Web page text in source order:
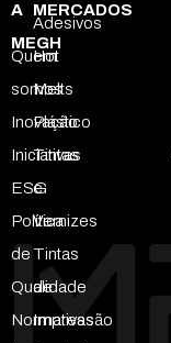
A
MEGH
Quem
somos
Inovação
Iniciativas
ESG
Política
de
Qualidade
Normativas
MERCADOS
Adesivos
Hot
Melts
Plástico
Tintas
e
Vernizes
Tintas
de
Impressão